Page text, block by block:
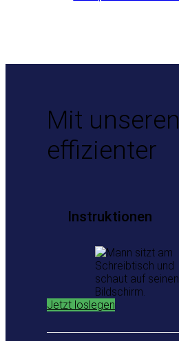
Mit unseren
effizienter
Instruktionen
Jetzt loslegen